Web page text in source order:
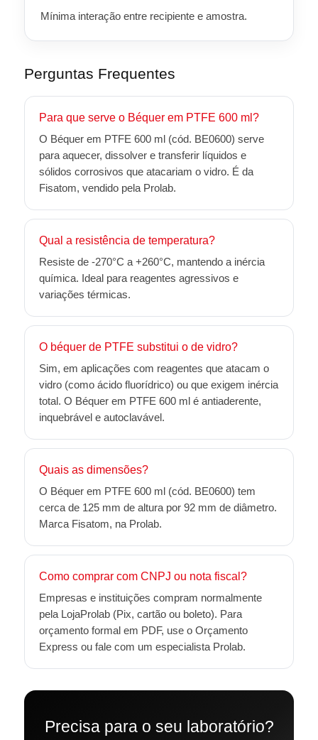
Mínima interação entre recipiente e amostra.
Perguntas Frequentes
Para que serve o Béquer em PTFE 600 ml?
O Béquer em PTFE 600 ml (cód. BE0600) serve
para aquecer, dissolver e transferir líquidos e
sólidos corrosivos que atacariam o vidro. É da
Fisatom, vendido pela Prolab.
Qual a resistência de temperatura?
Resiste de -270°C a +260°C, mantendo a inércia
química. Ideal para reagentes agressivos e
variações térmicas.
O béquer de PTFE substitui o de vidro?
Sim, em aplicações com reagentes que atacam o
vidro (como ácido fluorídrico) ou que exigem inércia
total. O Béquer em PTFE 600 ml é antiaderente,
inquebrável e autoclavável.
Quais as dimensões?
O Béquer em PTFE 600 ml (cód. BE0600) tem
cerca de 125 mm de altura por 92 mm de diâmetro.
Marca Fisatom, na Prolab.
Como comprar com CNPJ ou nota fiscal?
Empresas e instituições compram normalmente
pela LojaProlab (Pix, cartão ou boleto). Para
orçamento formal em PDF, use o Orçamento
Express ou fale com um especialista Prolab.
Precisa para o seu laboratório?